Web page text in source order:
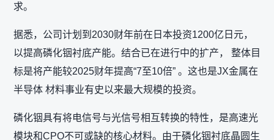
求。
据悉，公司计划到2030财年前在日本投资1200亿日元，
以提高磷化铟衬底产能。结合已在进行中的扩产， 整体目
标是将产能较2025财年提高“7至10倍” 。这也是JX金属在
半导体 材料事业有史以来最大规模的投资。
磷化铟具有将电信号与光信号相互转换的特性，是高速光
模块和CPO不可或缺的核心材料。由于磷化铟衬底晶圆生